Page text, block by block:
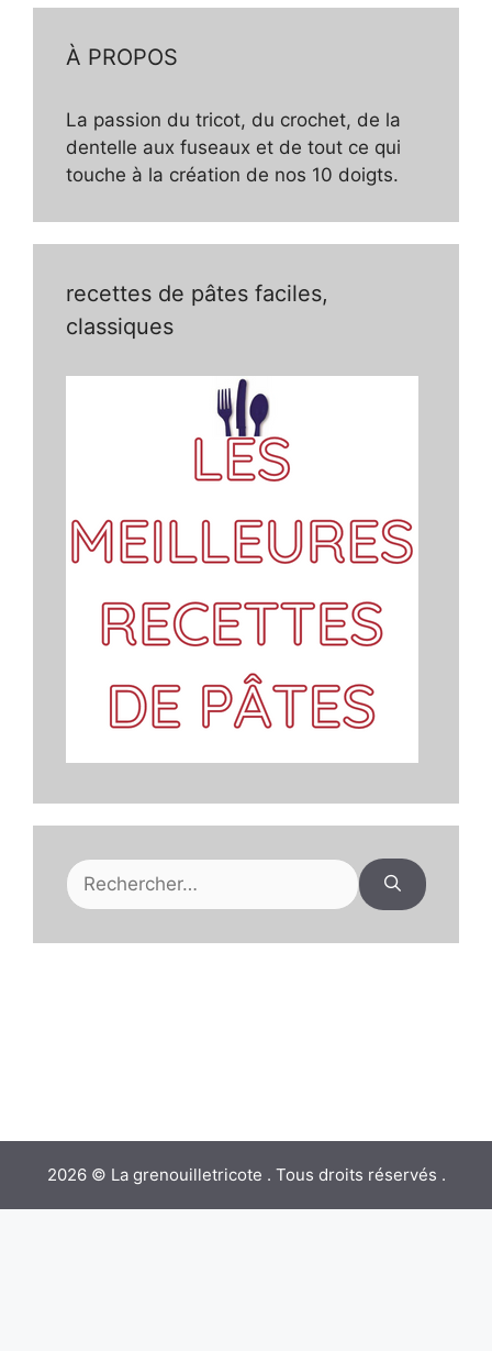
À PROPOS
La passion du tricot, du crochet, de la
dentelle aux fuseaux et de tout ce qui
touche à la création de nos 10 doigts.
recettes de pâtes faciles,
classiques
Rechercher :
2026 © La grenouilletricote . Tous droits réservés .